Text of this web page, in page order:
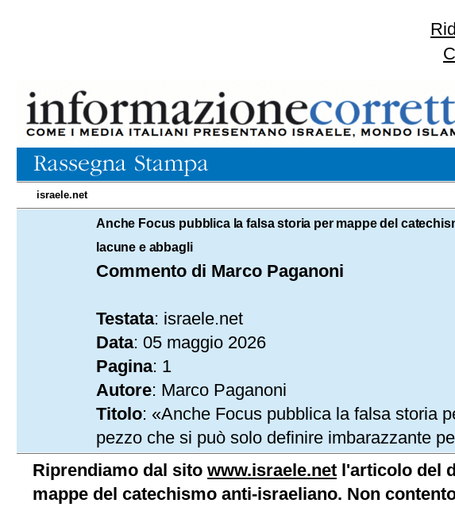
israele.net
Anche Focus pubblica la falsa storia per mappe del
lacune e abbagli
Commento di Marco Paganoni
Testata: israele.net
Data: 05 maggio 2026
Pagina: 1
Autore: Marco Paganoni
Titolo: «Anche Focus pubblica la falsa storia
pezzo che si può solo definire imbarazzante
Riprendiamo dal sito www.israele.net l'articolo del
mappe del catechismo anti-israeliano. Non